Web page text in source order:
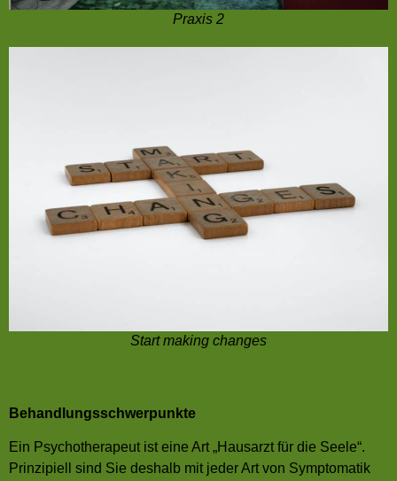
Praxis 2
Start making changes
Behandlungsschwerpunkte
Ein Psychotherapeut ist eine Art „Hausarzt für die Seele“.
Prinzipiell sind Sie deshalb mit jeder Art von Symptomatik